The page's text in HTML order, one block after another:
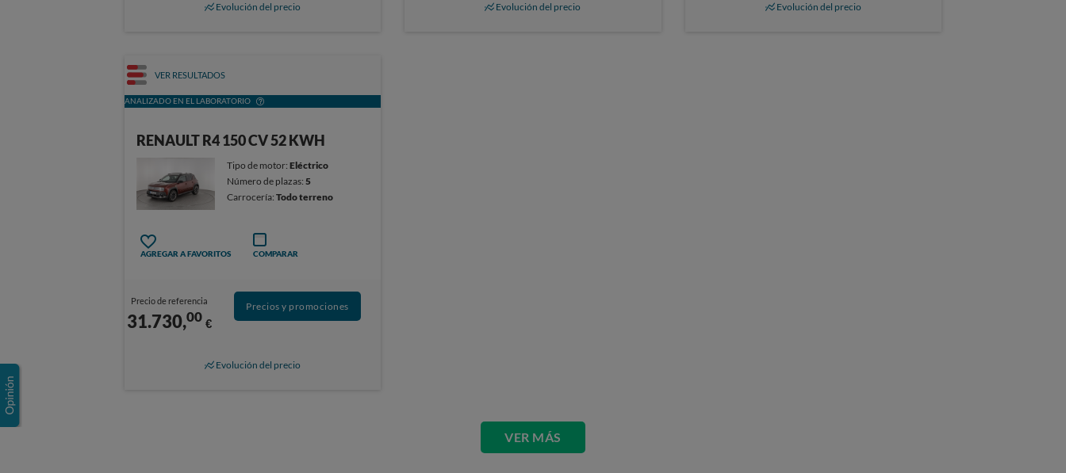
Evolución del precio Evolución del precio Evolución del precio
VER RESULTADOS
ANALIZADO EN EL LABORATORIO
RENAULT R4 150 CV 52 KWH
Tipo de motor:Eléctrico
Número de plazas:5
Carrocería:Todo terreno
AGREGAR A FAVORITOS COMPARAR
Precio de referencia
31.730,00 €
Precios y promociones
Evolución del precio
VER MÁS